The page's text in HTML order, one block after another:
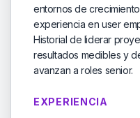
entornos de
experiencia en user
Historial de liderar
resultados medibles y
avanzan a roles senior.
EXPERIENCIA